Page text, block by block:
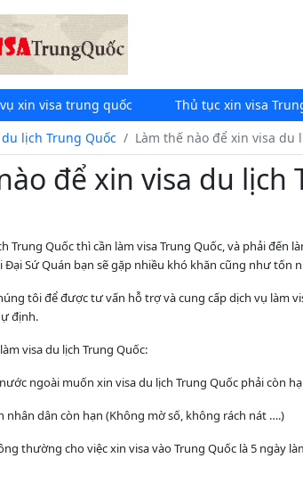
xin visa trung quốc Thủ tục xin visa
du lịch Trung Quốc Làm thế nào để xin visa du
để xin visa du lịch
Trung Quốc thì cần làm visa Trung Quốc, và phải đến
Đại Sứ Quán bạn sẽ gặp nhiều khó khăn cũng như tốn
tôi để được tư vấn hỗ trợ và cung cấp dịch vụ làm
định.
visa du lịch Trung Quốc:
ngoài muốn xin visa du lịch Trung Quốc phải còn
nhân dân còn hạn (Không mờ số, không rách nát ….)
thường cho việc xin visa vào Trung Quốc là 5 ngày